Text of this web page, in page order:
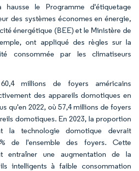
hausse le Programme d'étiquetage
des systèmes économes en énergie,
énergétique (BEE) et le Ministère de
ont appliqué des règles sur la
consommée par les climatiseurs
millions de foyers américains
des appareils domotiques en
qu'en 2022, où 57,4 millions de foyers
domotiques. En 2023, la proportion
la technologie domotique devrait
de l'ensemble des foyers. Cette
entraîner une augmentation de la
intelligents à faible consommation